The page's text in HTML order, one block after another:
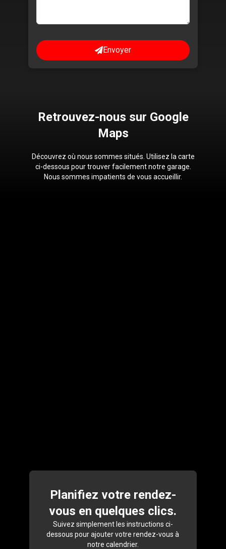
Envoyer
Retrouvez-nous sur Google
Maps
Découvrez où nous sommes situés. Utilisez la carte
ci-dessous pour trouver facilement notre garage.
Nous sommes impatients de vous accueillir.
Planifiez votre rendez-
vous en quelques clics.
Suivez simplement les instructions ci-
dessous pour ajouter votre rendez-vous à
notre calendrier.